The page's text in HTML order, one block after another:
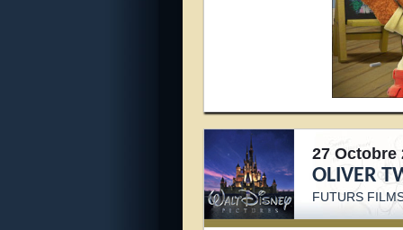
27 Octobre
OLIVER
FUTURS